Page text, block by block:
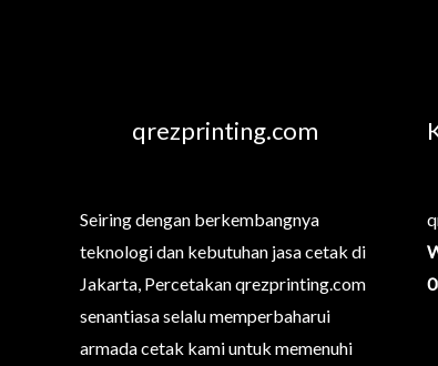
qrezprinting.com
Seiring dengan berkembangnya
teknologi dan kebutuhan jasa cetak di
Jakarta, Percetakan qrezprinting.com
senantiasa selalu memperbaharui
armada cetak kami untuk memenuhi